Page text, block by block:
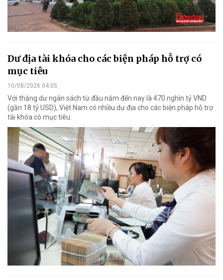
Dư địa tài khóa cho các biện pháp hỗ trợ có
mục tiêu
10/08/2026 04:05
Với thặng dư ngân sách từ đầu năm đến nay là 470 nghìn tỷ VND
(gần 18 tỷ USD), Việt Nam có nhiều dư địa cho các biện pháp hỗ trợ
tài khóa có mục tiêu.